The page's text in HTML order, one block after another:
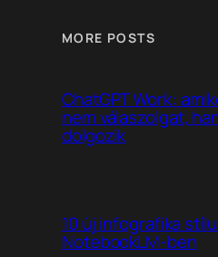
MORE POSTS
ChatGPT Work:
nem válaszolgat,
dolgozik
10 új infografika
NotebookLM-ben